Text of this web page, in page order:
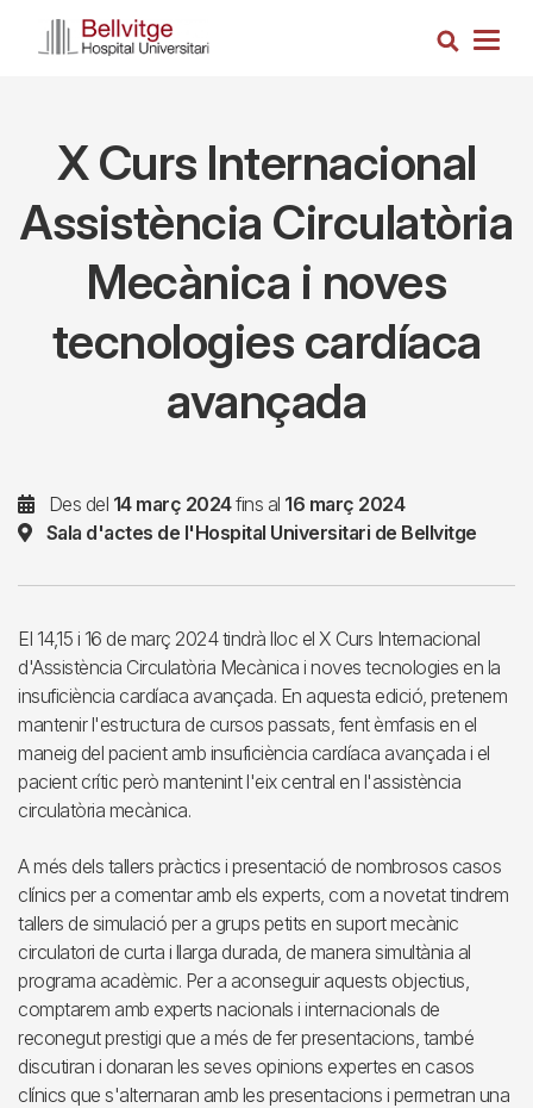
Cerca
X Curs Internacional
Assistència Circulatòria
Mecànica i noves
tecnologies cardíaca
avançada
Des del 14 març 2024fins al 16 març 2024
Sala d'actes de l'Hospital Universitari de Bellvitge
El 14,15 i 16 de març 2024 tindrà lloc el X Curs Internacional
d'Assistència Circulatòria Mecànica i noves tecnologies en la
insuficiència cardíaca avançada. En aquesta edició, pretenem
mantenir l'estructura de cursos passats, fent èmfasis en el
maneig del pacient amb insuficiència cardíaca avançada i el
pacient crític però mantenint l'eix central en l'assistència
circulatòria mecànica.
A més dels tallers pràctics i presentació de nombrosos casos
clínics per a comentar amb els experts, com a novetat tindrem
tallers de simulació per a grups petits en suport mecànic
circulatori de curta i llarga durada, de manera simultània al
programa acadèmic. Per a aconseguir aquests objectius,
comptarem amb experts nacionals i internacionals de
reconegut prestigi que a més de fer presentacions, també
discutiran i donaran les seves opinions expertes en casos
clínics que s'alternaran amb les presentacions i permetran una